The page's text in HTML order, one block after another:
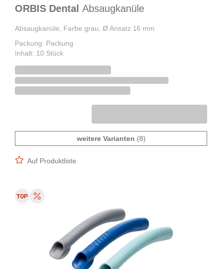
ORBIS Dental Absaugkanüle
Absaugkanüle, Farbe grau, Ø Ansatz 16 mm
Packung: Packung
Inhalt: 10 Stück
weitere Varianten (8)
Auf Produktliste